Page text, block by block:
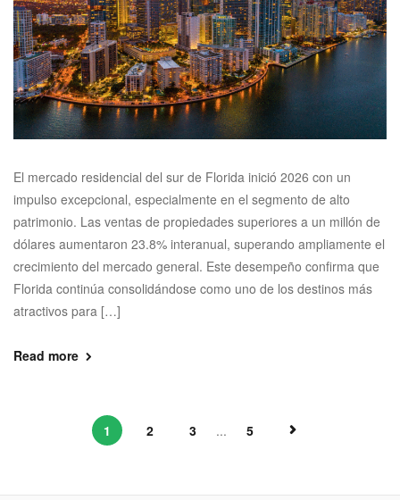
El mercado residencial del sur de Florida inició 2026 con un
impulso excepcional, especialmente en el segmento de alto
patrimonio. Las ventas de propiedades superiores a un millón de
dólares aumentaron 23.8% interanual, superando ampliamente el
crecimiento del mercado general. Este desempeño confirma que
Florida continúa consolidándose como uno de los destinos más
atractivos para […]
Read more
1 2 3 ... 5